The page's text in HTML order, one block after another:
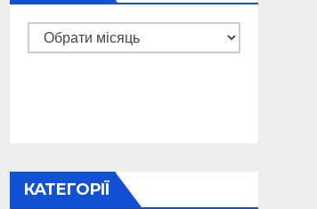
Архіви
КАТЕГОРІЇ